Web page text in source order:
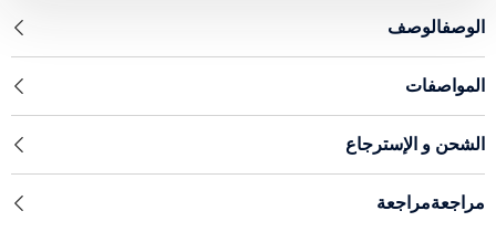
الوصفالوصف
المواصفات
الشحن و الإسترجاع
مراجعةمراجعة